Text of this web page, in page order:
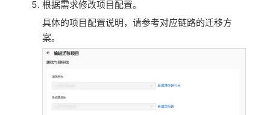
根据需求修改项目配置。
具体的项目配置说明，请参考对应链路的迁移方
案。